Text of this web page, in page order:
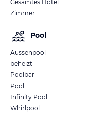
Gesamtes Hotel
Zimmer
Pool
Aussenpool
beheizt
Poolbar
Pool
Infinity Pool
Whirlpool